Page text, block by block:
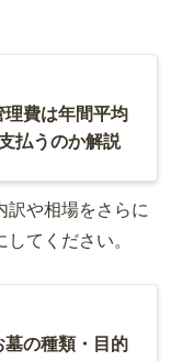
理費は年間平均
払うのか解説
訳や相場をさらに
てください。
の種類・目的